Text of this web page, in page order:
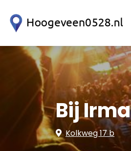
Bij Irma
Kolkweg 17 b